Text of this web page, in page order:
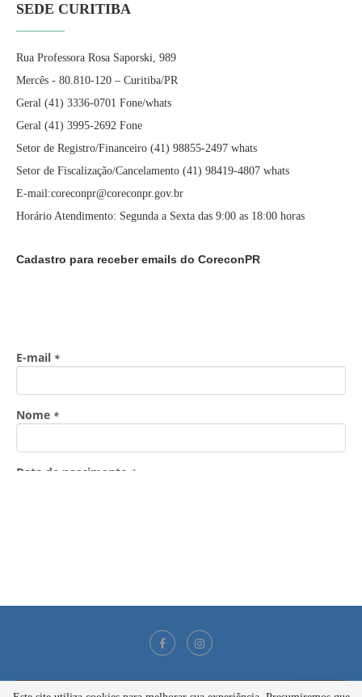
SEDE CURITIBA
Rua Professora Rosa Saporski, 989
Mercês - 80.810-120 – Curitiba/PR
Geral (41) 3336-0701 Fone/whats
Geral (41) 3995-2692 Fone
Setor de Registro/Financeiro (41) 98855-2497 whats
Setor de Fiscalização/Cancelamento (41) 98419-4807 whats
E-mail:coreconpr@coreconpr.gov.br
Horário Atendimento: Segunda a Sexta das 9:00 as 18:00 horas
Cadastro para receber emails do CoreconPR